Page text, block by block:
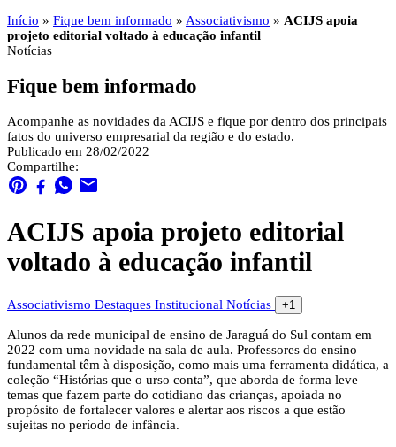
Início » Fique bem informado » Associativismo » ACIJS apoia
projeto editorial voltado à educação infantil
Notícias
Fique bem informado
Acompanhe as novidades da ACIJS e fique por dentro dos principais
fatos do universo empresarial da região e do estado.
Publicado em 28/02/2022
Compartilhe:
ACIJS apoia projeto editorial
voltado à educação infantil
Associativismo Destaques Institucional Notícias +1
Alunos da rede municipal de ensino de Jaraguá do Sul contam em
2022 com uma novidade na sala de aula. Professores do ensino
fundamental têm à disposição, como mais uma ferramenta didática, a
coleção “Histórias que o urso conta”, que aborda de forma leve
temas que fazem parte do cotidiano das crianças, apoiada no
propósito de fortalecer valores e alertar aos riscos a que estão
sujeitas no período de infância.